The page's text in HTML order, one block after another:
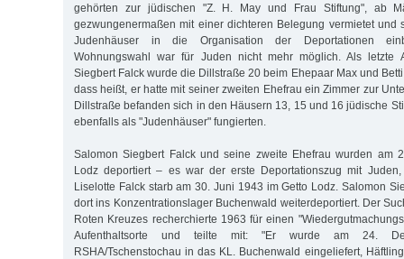
gehörten zur jüdischen "Z. H. May und Frau Stiftung", ab
gezwungenermaßen mit einer dichteren Belegung vermietet und
Judenhäuser in die Organisation der Deportationen
Wohnungswahl war für Juden nicht mehr möglich. Als letzte
Siegbert Falck wurde die Dillstraße 20 beim Ehepaar Max und
dass heißt, er hatte mit seiner zweiten Ehefrau ein Zimmer zur
Dillstraße befanden sich in den Häusern 13, 15 und 16 jüdische
ebenfalls als "Judenhäuser" fungierten.
Salomon Siegbert Falck und seine zweite Ehefrau wurden am
Lodz deportiert – es war der erste Deportationszug mit
Liselotte Falck starb am 30. Juni 1943 im Getto Lodz. Salomon
dort ins Konzentrationslager Buchenwald weiterdeportiert. Der
Roten Kreuzes recherchierte 1963 für einen
Aufenthaltsorte und teilte mit: "Er wurde am 24.
RSHA/Tschenstochau in das KL. Buchenwald eingeliefert,